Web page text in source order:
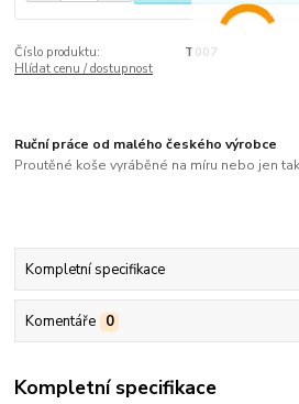
Číslo produktu:
T007
Hlídat cenu / dostupnost
Ruční práce od malého českého výrobce
Proutěné koše vyráběné na míru nebo jen
Kompletní specifikace
Komentáře 0
Kompletní specifikace